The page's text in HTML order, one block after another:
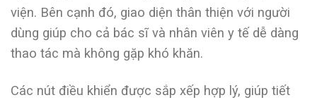
viện. Bên cạnh đó, giao diện thân thiện với người
dùng giúp cho cả bác sĩ và nhân viên y tế dễ dàng
thao tác mà không gặp khó khăn.
Các nút điều khiển được sắp xếp hợp lý, giúp tiết